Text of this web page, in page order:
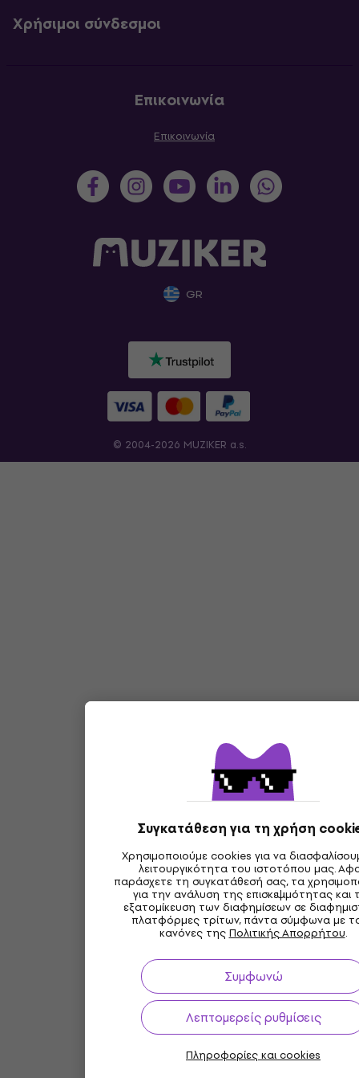
Συγκατάθεση για τη χρήση
Χρησιμοποιούμε cookies για να
λειτουργικότητα του ιστοτόπου μας.
παράσχετε τη συγκατάθεσή σας, τα
για την ανάλυση της επισκεψιμότητας και
εξατομίκευση των διαφημίσεων σε
πλατφόρμες τρίτων, πάντα σύμφωνα με
κανόνες τηςΠολιτικής Απορρήτου.
Συμφωνώ
Λεπτομερείς ρυθμίσεις
Πληροφορίες και cookies
Χρήσιμοι σύνδεσμοι
Επικοινωνία
Επικοινωνία
GR
© 2004-2026 MUZIKER a.s.